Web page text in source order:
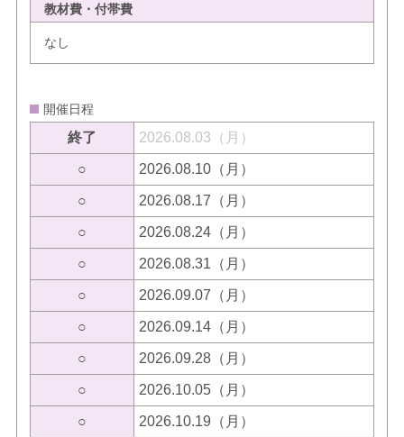
教材費・付帯費
なし
開催日程
終了 2026.08.03（月）
○ 2026.08.10（月）
○ 2026.08.17（月）
○ 2026.08.24（月）
○ 2026.08.31（月）
○ 2026.09.07（月）
○ 2026.09.14（月）
○ 2026.09.28（月）
○ 2026.10.05（月）
○ 2026.10.19（月）